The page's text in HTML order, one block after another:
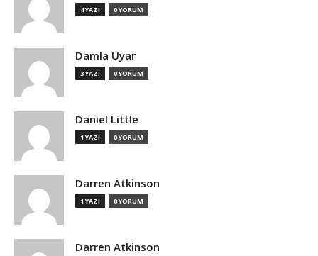
4 YAZI 0 YORUM
Damla Uyar
3 YAZI 0 YORUM
Daniel Little
1 YAZI 0 YORUM
Darren Atkinson
1 YAZI 0 YORUM
Darren Atkinson